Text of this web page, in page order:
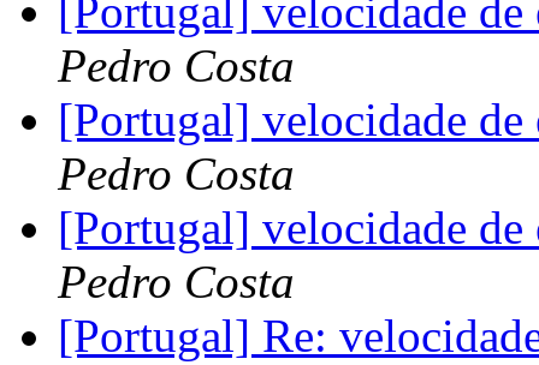
[Portugal] velocidade
Pedro Costa
[Portugal] velocidade
Pedro Costa
[Portugal] velocidade
Pedro Costa
[Portugal] Re: